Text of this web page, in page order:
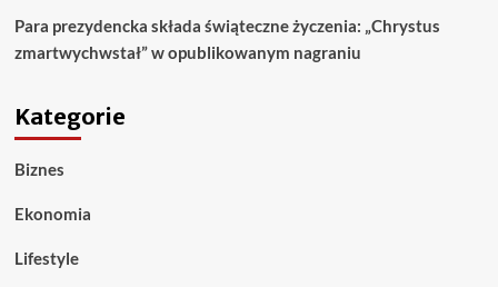
Para prezydencka składa świąteczne życzenia: „Chrystus
zmartwychwstał” w opublikowanym nagraniu
Kategorie
Biznes
Ekonomia
Lifestyle